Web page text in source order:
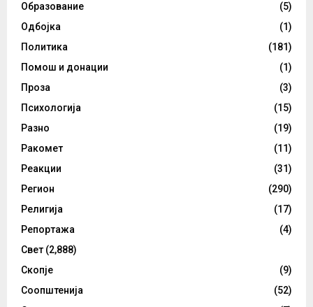
Образование
(5)
Одбојка
(1)
Политика
(181)
Помош и донации
(1)
Проза
(3)
Психологија
(15)
Разно
(19)
Ракомет
(11)
Реакции
(31)
Регион
(290)
Религија
(17)
Репортажа
(4)
Свет (2,888)
Скопје
(9)
Соопштенија
(52)